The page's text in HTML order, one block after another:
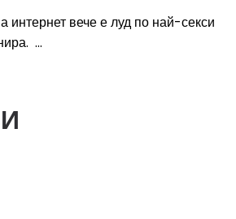
интернет вече е луд по най-секси
...